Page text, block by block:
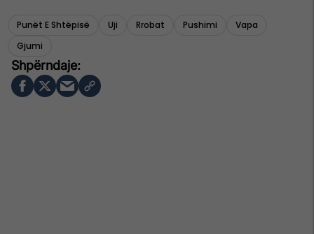
Punët E Shtëpisë Uji Rrobat Pushimi
Vapa
Gjumi